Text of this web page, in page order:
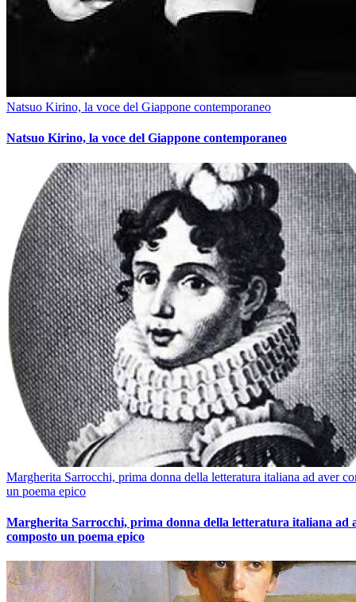
Natsuo Kirino, la voce del Giappone contemporaneo
Natsuo Kirino, la voce del Giappone contemporaneo
Margherita Sarrocchi, prima donna della letteratura italiana ad aver
un poema epico
Margherita Sarrocchi, prima donna della letteratura italiana ad
composto un poema epico